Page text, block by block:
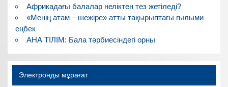
Африкадағы балалар неліктен тез жетіледі?
«Менің атам – шежіре» атты тақырыптағы ғылыми
еңбек
АНА ТІЛІМ: Бала тәрбиесіндегі орны
Электронды мұрағат